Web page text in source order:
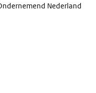
Nederland